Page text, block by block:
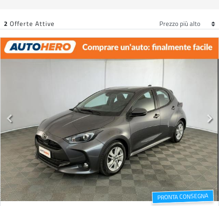
2 Offerte Attive
PRONTA CONSEGNA